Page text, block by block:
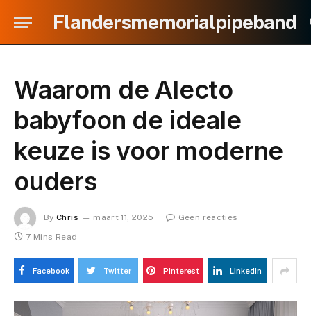
Flandersmemorialpipeband
Waarom de Alecto
babyfoon de ideale
keuze is voor moderne
ouders
By Chris maart 11, 2025
Geen reacties
7 Mins Read
Facebook Twitter Pinterest LinkedIn